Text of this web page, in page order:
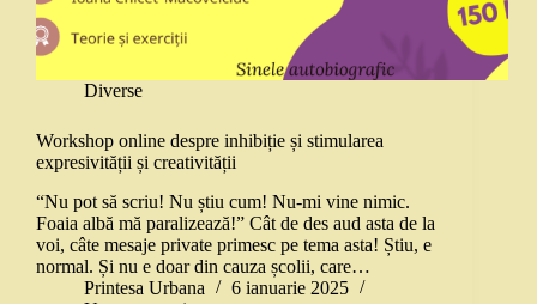
Diverse
Workshop online despre inhibiție și stimularea
expresivității și creativității
“Nu pot să scriu! Nu știu cum! Nu-mi vine nimic.
Foaia albă mă paralizează!” Cât de des aud asta de la
voi, câte mesaje private primesc pe tema asta! Știu, e
normal. Și nu e doar din cauza școlii, care…
Printesa Urbana
6 ianuarie 2025